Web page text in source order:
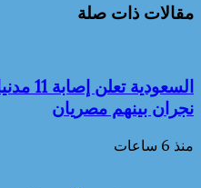
مقالات ذات صلة
نجران بينهم مصريان
منذ 6 ساعات